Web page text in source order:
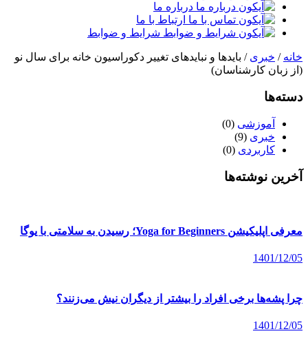
درباره ما
ارتباط با ما
شرایط و ضوابط
خانه / خبری / بایدها و نبایدهای تغییر دکوراسیون خانه برای سال نو
(از زبان کارشناسان)
دسته‌ها
آموزشی (0)
خبری (9)
کاربردی (0)
آخرین نوشته‌ها
معرفی اپلیکیشن Yoga for Beginners؛ رسیدن به سلامتی با یوگا
1401/12/05
چرا پشه‌ها برخی افراد را بیشتر از دیگران نیش می‌زنند؟
1401/12/05